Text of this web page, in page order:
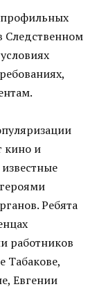
Следственном
кино и
Ребята
работников
Табакове,
Евгении